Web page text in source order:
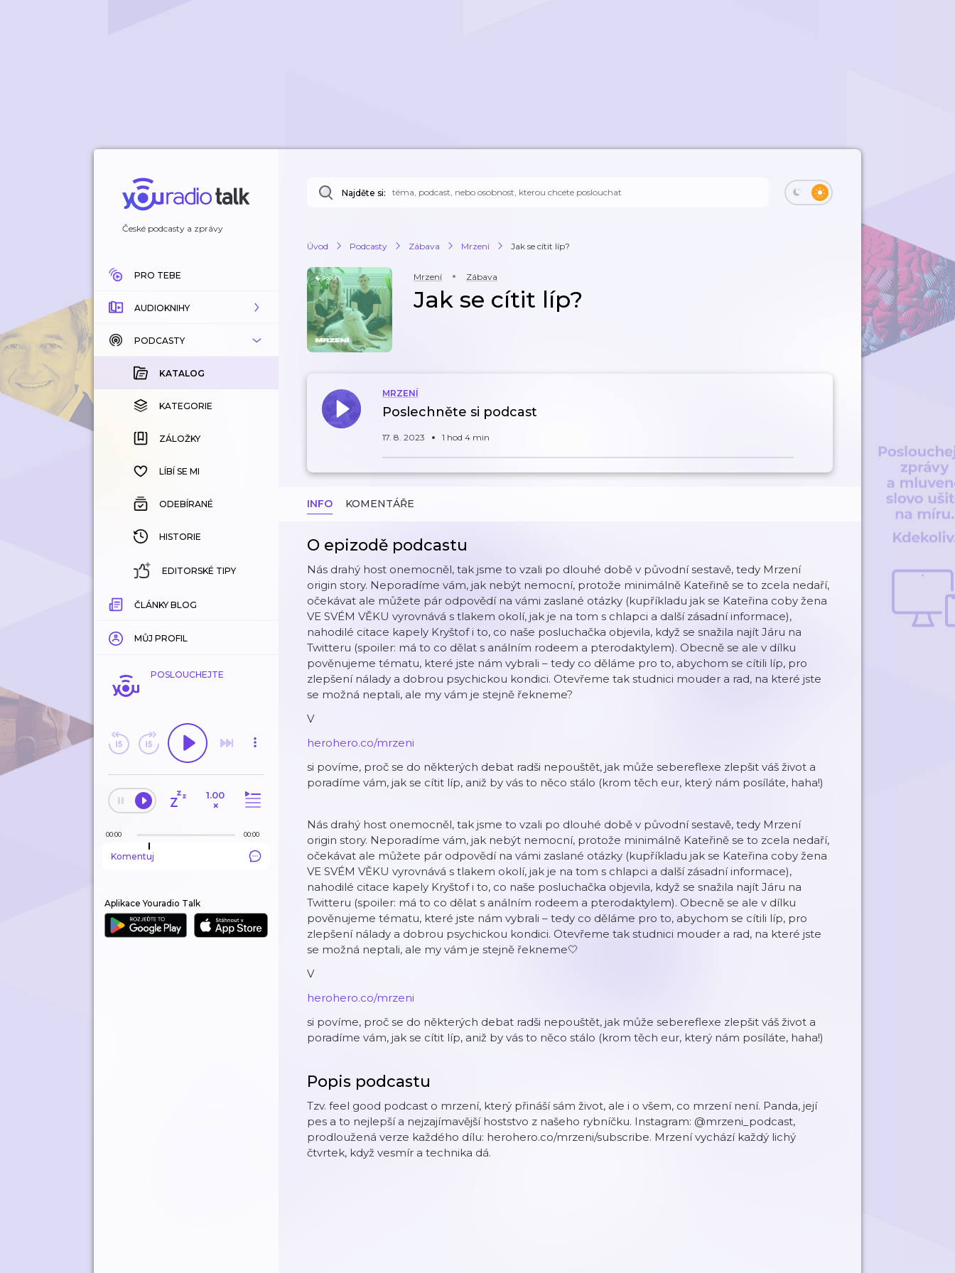
České podcasty a zprávy
PRO TEBE
AUDIOKNIHY
KATALOG
KOUPENÉ
KATEGORIE
ZÁLOŽKY
HISTORIE
PODCASTY
KATALOG
KATEGORIE
ZÁLOŽKY
LÍBÍ SE MI
ODEBÍRANÉ
HISTORIE
EDITORSKÉ TIPY
ČLÁNKY BLOG
MŮJ PROFIL
POSLOUCHEJTE
1.00
×
00:00 00:00
Komentuj
Aplikace Youradio Talk
Najděte si:
Úvod Podcasty Zábava Mrzení Jak se cítit líp?
Mrzení Zábava
Jak se cítit líp?
MRZENÍ
Poslechněte si podcast
17. 8. 2023 1 hod 4 min
INFO KOMENTÁŘE
O epizodě podcastu
Nás drahý host onemocněl, tak jsme to vzali po dlouhé době v původní sestavě, tedy Mrzení
origin story. Neporadíme vám, jak nebýt nemocní, protože minimálně Kateřině se to zcela nedaří,
očekávat ale můžete pár odpovědí na vámi zaslané otázky (kupříkladu jak se Kateřina coby žena
VE SVÉM VĚKU vyrovnává s tlakem okolí, jak je na tom s chlapci a další zásadní informace),
nahodilé citace kapely Kryštof i to, co naše posluchačka objevila, když se snažila najít Járu na
Twitteru (spoiler: má to co dělat s análním rodeem a pterodaktylem). Obecně se ale v dílku
pověnujeme tématu, které jste nám vybrali – tedy co děláme pro to, abychom se cítili líp, pro
zlepšení nálady a dobrou psychickou kondici. Otevřeme tak studnici mouder a rad, na které jste
se možná neptali, ale my vám je stejně řekneme?
V
herohero.co/mrzeni
si povíme, proč se do některých debat radši nepouštět, jak může sebereflexe zlepšit váš život a
poradíme vám, jak se cítit líp, aniž by vás to něco stálo (krom těch eur, který nám posíláte, haha!)
Nás drahý host onemocněl, tak jsme to vzali po dlouhé době v původní sestavě, tedy Mrzení
origin story. Neporadíme vám, jak nebýt nemocní, protože minimálně Kateřině se to zcela nedaří,
očekávat ale můžete pár odpovědí na vámi zaslané otázky (kupříkladu jak se Kateřina coby žena
VE SVÉM VĚKU vyrovnává s tlakem okolí, jak je na tom s chlapci a další zásadní informace),
nahodilé citace kapely Kryštof i to, co naše posluchačka objevila, když se snažila najít Járu na
Twitteru (spoiler: má to co dělat s análním rodeem a pterodaktylem). Obecně se ale v dílku
pověnujeme tématu, které jste nám vybrali – tedy co děláme pro to, abychom se cítili líp, pro
zlepšení nálady a dobrou psychickou kondici. Otevřeme tak studnici mouder a rad, na které jste
se možná neptali, ale my vám je stejně řekneme🤍
V
herohero.co/mrzeni
si povíme, proč se do některých debat radši nepouštět, jak může sebereflexe zlepšit váš život a
poradíme vám, jak se cítit líp, aniž by vás to něco stálo (krom těch eur, který nám posíláte, haha!)
Popis podcastu
Tzv. feel good podcast o mrzení, který přináší sám život, ale i o všem, co mrzení není. Panda, její
pes a to nejlepší a nejzajímavější hoststvo z našeho rybníčku. Instagram: @mrzeni_podcast,
prodloužená verze každého dílu: herohero.co/mrzeni/subscribe. Mrzení vychází každý lichý
čtvrtek, když vesmír a technika dá.